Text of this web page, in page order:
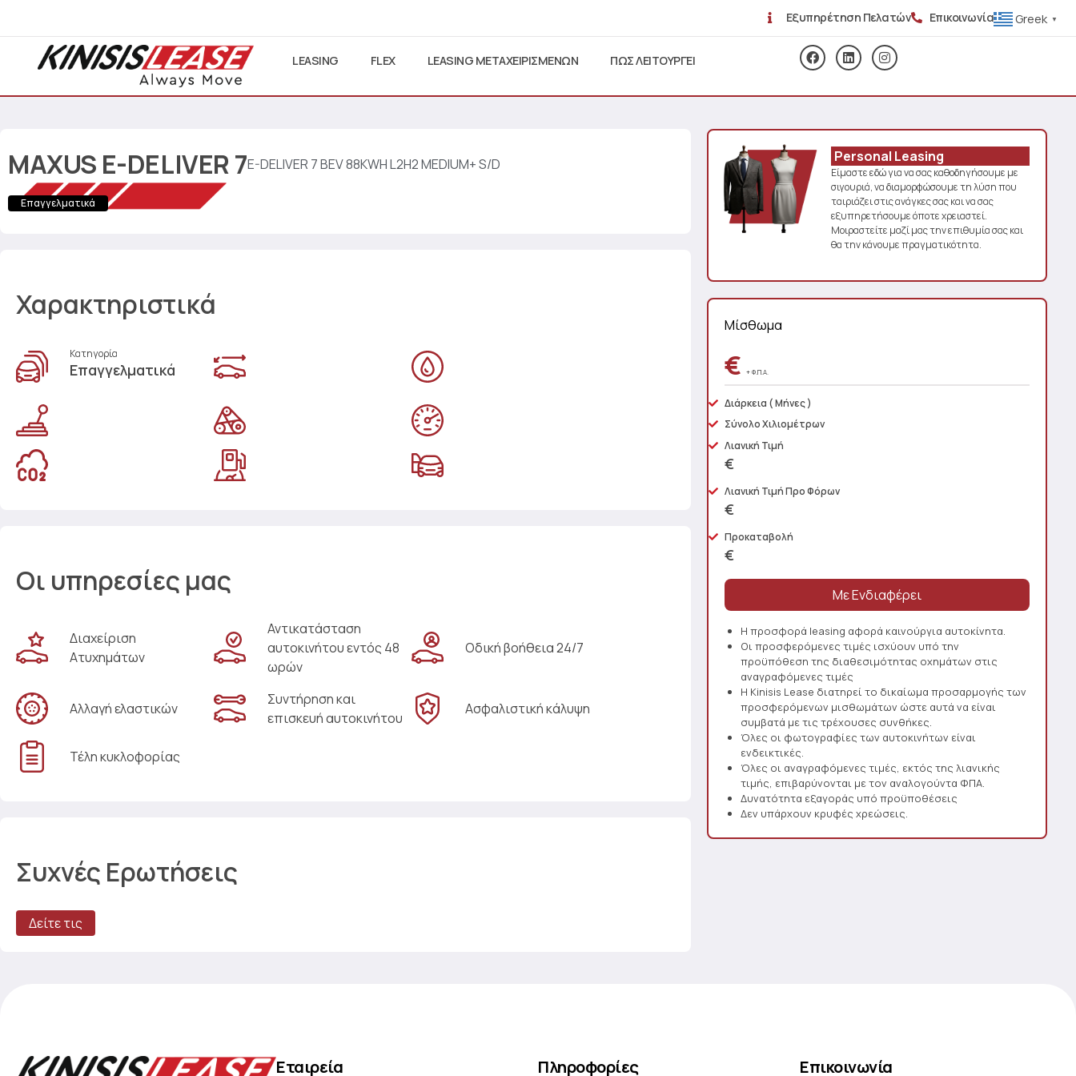
Εξυπηρέτηση Πελατών Επικοινωνία Greek ▼
LEASING FLEX LEASING ΜΕΤΑΧΕΙΡΙΣΜΕΝΩΝ ΠΩΣ ΛΕΙΤΟΥΡΓΕΙ
MAXUS E-DELIVER 7E-DELIVER 7 BEV 88KWH L2H2 MEDIUM+ S/D
Επαγγελματικά
Χαρακτηριστικά
Κατηγορία
Επαγγελματικά
Οι υπηρεσίες μας
Διαχείριση
Ατυχημάτων
Αντικατάσταση
αυτοκινήτου εντός 48
ωρών
Οδική βοήθεια 24/7
Αλλαγή ελαστικών
Συντήρηση και
επισκευή αυτοκινήτου
Ασφαλιστική κάλυψη
Τέλη κυκλοφορίας
Συχνές Ερωτήσεις
Δείτε τις
Personal Leasing
Είμαστε εδώ για να σας καθοδηγήσουμε με
σιγουριά, να διαμορφώσουμε τη λύση που
ταιριάζει στις ανάγκες σας και να σας
εξυπηρετήσουμε όποτε χρειαστεί.
Μοιραστείτε μαζί μας την επιθυμία σας και
θα την κάνουμε πραγματικότητα.
Μίσθωμα
€+ Φ.Π.Α.
Διάρκεια ( Μήνες )
Σύνολο Χιλιομέτρων
Λιανική Τιμή
€
Λιανική Τιμή Προ Φόρων
€
Προκαταβολή
€
Η προσφορά leasing αφορά καινούργια αυτοκίνητα.
Οι προσφερόμενες τιμές ισχύουν υπό την
προϋπόθεση της διαθεσιμότητας οχημάτων στις
αναγραφόμενες τιμές
Η Kinisis Lease διατηρεί το δικαίωμα προσαρμογής των
προσφερόμενων μισθωμάτων ώστε αυτά να είναι
συμβατά με τις τρέχουσες συνθήκες.
Όλες οι φωτογραφίες των αυτοκινήτων είναι
ενδεικτικές.
Όλες οι αναγραφόμενες τιμές, εκτός της λιανικής
τιμής, επιβαρύνονται με τον αναλογούντα ΦΠΑ.
Δυνατότητα εξαγοράς υπό προϋποθέσεις
Δεν υπάρχουν κρυφές χρεώσεις.
Εταιρεία Πληροφορίες Επικοινωνία